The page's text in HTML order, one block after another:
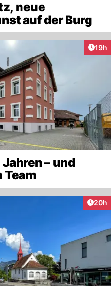
neue
auf der Burg
19h
– und
Team
20h